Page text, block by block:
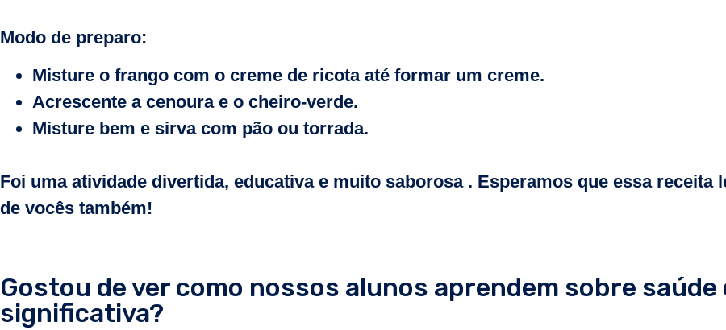
Modo de preparo:
Misture o frango com o creme de ricota até formar um creme.
Acrescente a cenoura e o cheiro-verde.
Misture bem e sirva com pão ou torrada.
Foi uma atividade divertida, educativa e muito saborosa . Esperamos que essa receita
de vocês também!
Gostou de ver como nossos alunos aprendem sobre
significativa?